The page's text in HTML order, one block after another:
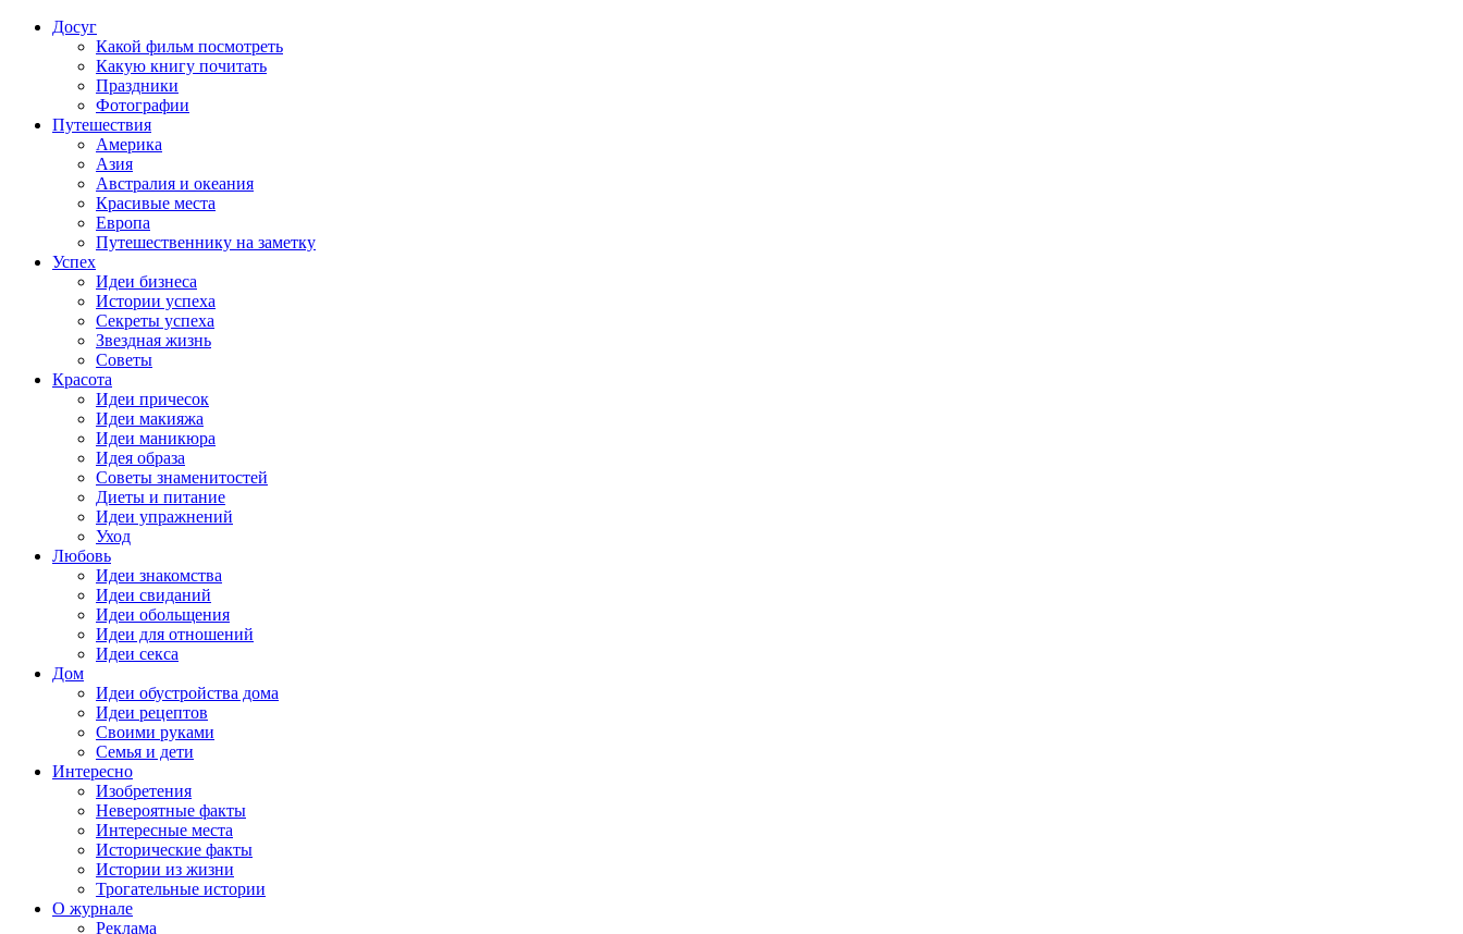
Досуг
Какой фильм посмотреть
Какую книгу почитать
Праздники
Фотографии
Путешествия
Америка
Азия
Австралия и океания
Красивые места
Европа
Путешественнику на заметку
Успех
Идеи бизнеса
Истории успеха
Секреты успеха
Звездная жизнь
Советы
Красота
Идеи причесок
Идеи макияжа
Идеи маникюра
Идея образа
Советы знаменитостей
Диеты и питание
Идеи упражнений
Уход
Любовь
Идеи знакомства
Идеи свиданий
Идеи обольщения
Идеи для отношений
Идеи секса
Дом
Идеи обустройства дома
Идеи рецептов
Своими руками
Семья и дети
Интересно
Изобретения
Невероятные факты
Интересные места
Исторические факты
Истории из жизни
Трогательные истории
О журнале
Реклама